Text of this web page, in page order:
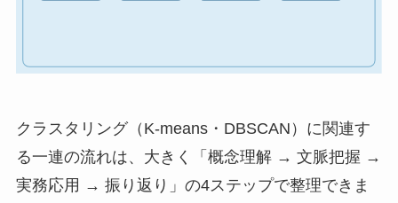
クラスタリング（K-means・DBSCAN）に関連す
る一連の流れは、大きく「概念理解 → 文脈把握 →
実務応用 → 振り返り」の4ステップで整理できま